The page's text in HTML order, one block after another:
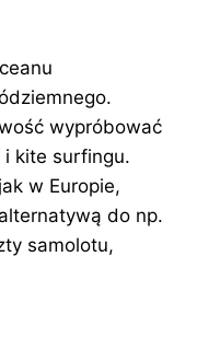
wypróbować
i kite surfingu.
w Europie,
do np.
samolotu,